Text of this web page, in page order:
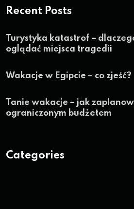
Recent Posts
Turystyka katastrof –
oglądać miejsca tragedii
Wakacje w Egipcie – co zjeść?
Tanie wakacje – jak
ograniczonym budżetem
Categories